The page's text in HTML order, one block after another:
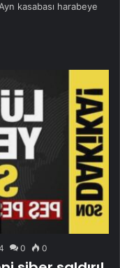
kasabası harabeye
0 0